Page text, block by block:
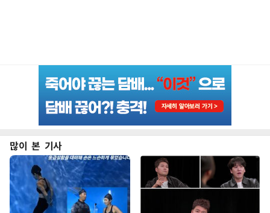
많이 본 기사